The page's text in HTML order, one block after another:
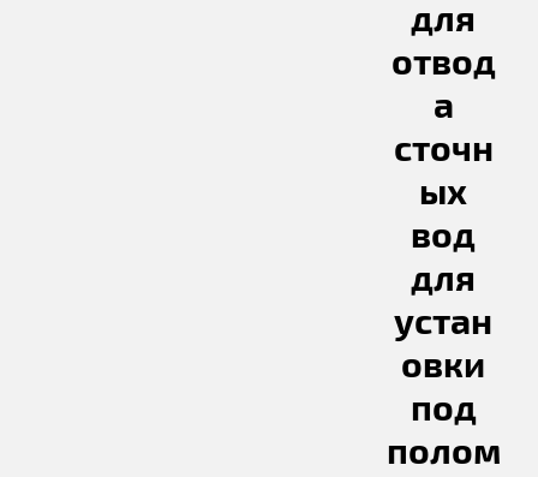
для
отвод
а
сточн
ых
вод
для
устан
овки
под
полом